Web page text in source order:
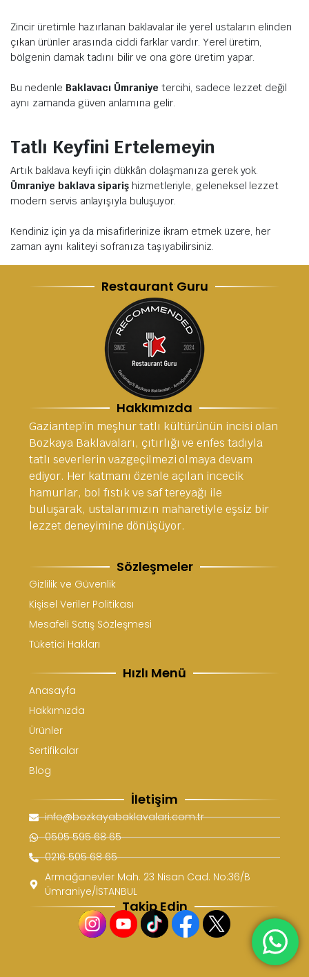
Zincir üretimle hazırlanan baklavalar ile yerel ustaların elinden
çıkan ürünler arasında ciddi farklar vardır. Yerel üretim,
bölgenin damak tadını bilir ve ona göre üretim yapar.
Bu nedenle Baklavacı Ümraniye tercihi, sadece lezzet değil
aynı zamanda güven anlamına gelir.
Tatlı Keyfini Ertelemeyin
Artık baklava keyfi için dükkân dolaşmanıza gerek yok.
Ümraniye baklava sipariş hizmetleriyle, geleneksel lezzet
modern servis anlayışıyla buluşuyor.
Kendiniz için ya da misafirlerinize ikram etmek üzere, her
zaman aynı kaliteyi sofranıza taşıyabilirsiniz.
Restaurant Guru
Hakkımızda
Gaziantep’in meşhur tatlı kültürünün incisi olan
Bozkaya Baklavaları, çıtırlığı ve enfes tadıyla
tatlı severlerin vazgeçilmezi olmaya devam
ediyor. Her katmanı özenle açılan incecik
hamurlar, bol fıstık ve saf tereyağı ile
buluşarak, ustalarımızın maharetiyle eşsiz bir
lezzet deneyimine dönüşüyor.
Sözleşmeler
Gizlilik ve Güvenlik
Kişisel Veriler Politikası
Mesafeli Satış Sözleşmesi
Tüketici Hakları
Hızlı Menü
Anasayfa
Hakkımızda
Ürünler
Sertifikalar
Blog
İletişim
info@bozkayabaklavalari.com.tr
0505 595 68 65
0216 505 68 65
Armağanevler Mah. 23 Nisan Cad. No:36/B
Ümraniye/İSTANBUL
Takip Edin